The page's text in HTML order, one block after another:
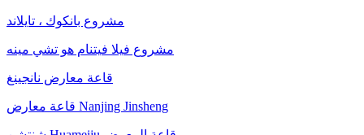
مشروع بانكوك ، تايلاند
مشروع فيلا فيتنام هو تشي مينه
قاعة معارض نانجينغ
قاعة معارض Nanjing Jinsheng